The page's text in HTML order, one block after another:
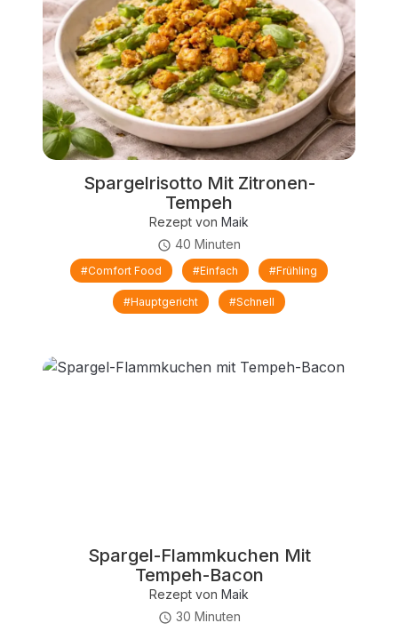
Spargelrisotto Mit Zitronen-
Tempeh
Rezept von Maik
40 Minuten
#comfort Food #einfach #Frühling
#Hauptgericht #schnell
Spargel-Flammkuchen Mit
Tempeh-Bacon
Rezept von Maik
30 Minuten